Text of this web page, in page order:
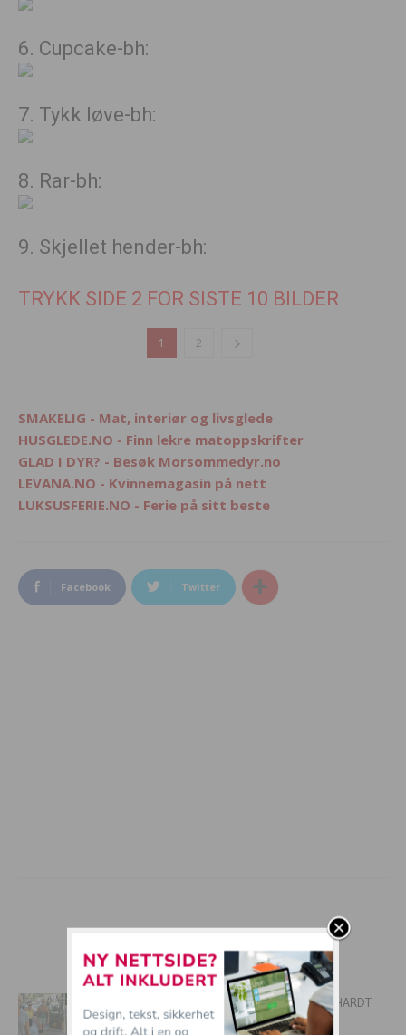
6. Cupcake-bh:
7. Tykk løve-bh:
8. Rar-bh:
9. Skjellet hender-bh:
TRYKK SIDE 2 FOR SISTE 10 BILDER
1 2
SMAKELIG - Mat, interiør og livsglede
HUSGLEDE.NO - Finn lekre matoppskrifter
GLAD I DYR? - Besøk Morsommedyr.no
LEVANA.NO - Kvinnemagasin på nett
LUKSUSFERIE.NO - Ferie på sitt beste
Facebook Twitter
mer tullball
SISTE MOTE: Nå skal buksene trekkes HARDT
opp i livet!